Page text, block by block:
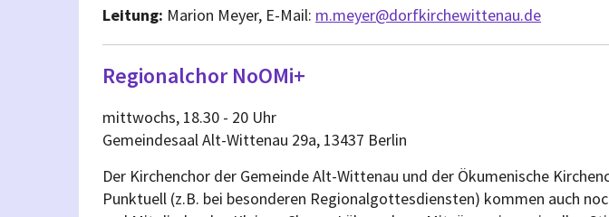
Leitung: Marion Meyer, E-Mail: m.meyer@dorfkirchewittenau.de
Regionalchor NoOMi+
mittwochs, 18.30 - 20 Uhr
Gemeindesaal Alt-Wittenau 29a, 13437 Berlin
Der Kirchenchor der Gemeinde Alt-Wittenau und der Ökumenische
Punktuell (z.B. bei besonderen Regionalgottesdiensten) kommen auch